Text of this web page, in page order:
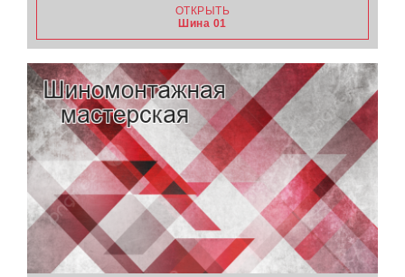
ОТКРЫТЬ
Шина 01